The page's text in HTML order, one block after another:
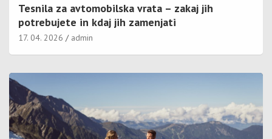
Tesnila za avtomobilska vrata – zakaj jih
potrebujete in kdaj jih zamenjati
17. 04. 2026 admin